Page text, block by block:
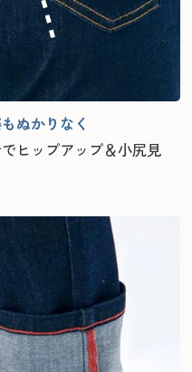
ぬかりなく
ヒップアップ＆小尻見